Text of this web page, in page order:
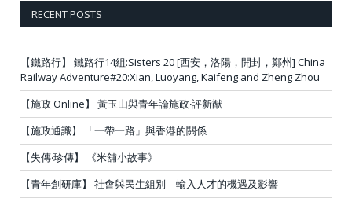
RECENT POSTS
【鐵路行】 鐵路行14組:Sisters 20 [西安，洛陽，開封，鄭州] China
Railway Adventure#20:Xian, Luoyang, Kaifeng and Zheng Zhou
【施政 Online】 黃玉山與青年論施政‧評新猷
【施政通識】 「一帶一路」與香港的關係
【失傳‧珍傳】 《米舖小故事》
【青年創研庫】 社會與民生組別 – 輸入人才的機遇及影響